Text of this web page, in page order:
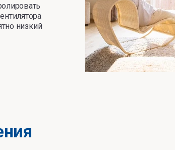
низкий